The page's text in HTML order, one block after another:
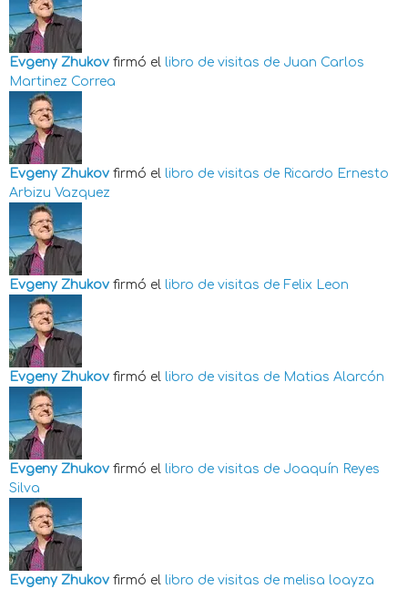
Evgeny Zhukov firmó el libro de visitas de Juan Carlos
Martinez Correa
Evgeny Zhukov firmó el libro de visitas de Ricardo Ernesto
Arbizu Vazquez
Evgeny Zhukov firmó el libro de visitas de Felix Leon
Evgeny Zhukov firmó el libro de visitas de Matias Alarcón
Evgeny Zhukov firmó el libro de visitas de Joaquín Reyes
Silva
Evgeny Zhukov firmó el libro de visitas de melisa loayza